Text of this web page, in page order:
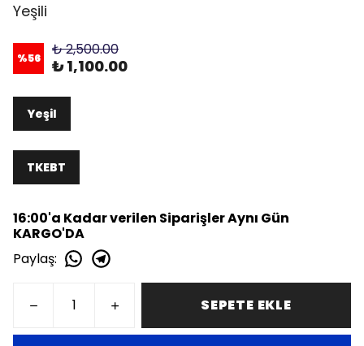
Yeşili
%56 ₺ 2,500.00
₺ 1,100.00
Yeşil
TKEBT
16:00'a Kadar verilen Siparişler Aynı Gün
KARGO'DA
Paylaş:
SEPETE EKLE